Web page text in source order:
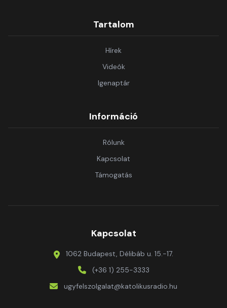
Tartalom
Hírek
Videók
Igenaptár
Információ
Rólunk
Kapcsolat
Támogatás
Kapcsolat
1062 Budapest, Délibáb u. 15.-17.
(+36 1) 255-3333
ugyfelszolgalat@katolikusradio.hu